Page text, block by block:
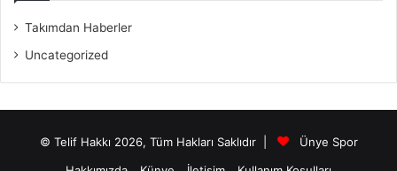
Takımdan Haberler
Uncategorized
© Telif Hakkı 2026, Tüm Hakları Saklıdır |
Ünye Spor